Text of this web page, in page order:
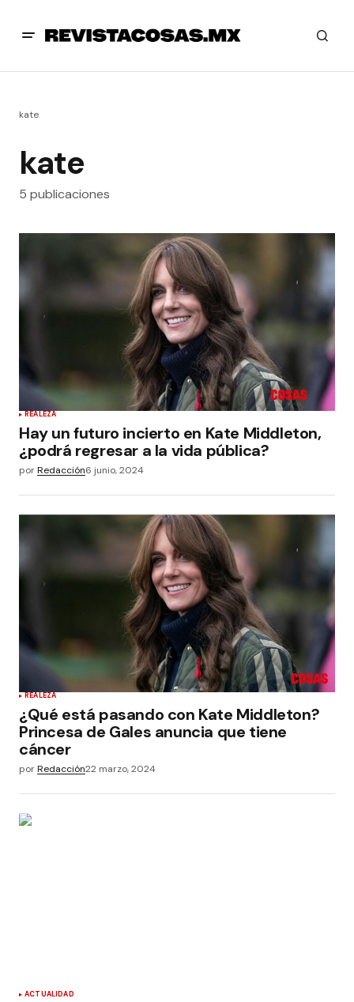
kate
kate
5 publicaciones
REALEZA
Hay un futuro incierto en Kate Middleton,
¿podrá regresar a la vida pública?
porRedacción6 junio, 2024
REALEZA
¿Qué está pasando con Kate Middleton?
Princesa de Gales anuncia que tiene
cáncer
porRedacción22 marzo, 2024
ACTUALIDAD